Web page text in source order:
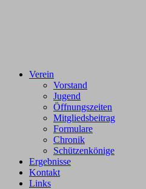
Verein
Vorstand
Jugend
Öffnungszeiten
Mitgliedsbeitrag
Formulare
Chronik
Schützenkönige
Ergebnisse
Kontakt
Links